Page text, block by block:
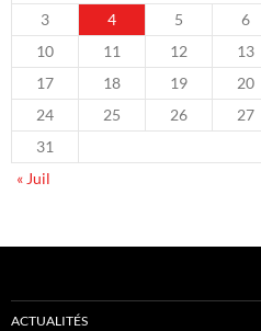
3
4 5 6
10
11 12 13
17
18 19 20
24
25 26 27
31
« Juil
ACTUALITÉS